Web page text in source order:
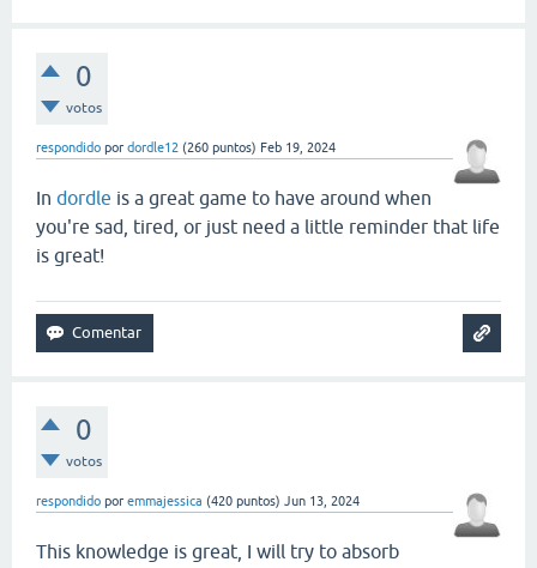
0
votos
respondido por dordle12 (260 puntos) Feb 19, 2024
In dordle is a great game to have around when
you're sad, tired, or just need a little reminder that life
is great!
0
votos
respondido por emmajessica (420 puntos) Jun 13, 2024
This knowledge is great, I will try to absorb